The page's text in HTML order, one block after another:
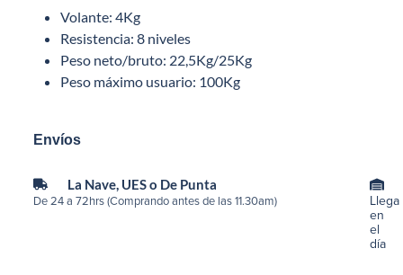
Volante: 4Kg
Resistencia: 8 niveles
Peso neto/bruto: 22,5Kg/25Kg
Peso máximo usuario: 100Kg
Envíos
La Nave, UES o De Punta
De 24 a 72hrs (Comprando antes de las 11.30am)
Llega
en
el
día